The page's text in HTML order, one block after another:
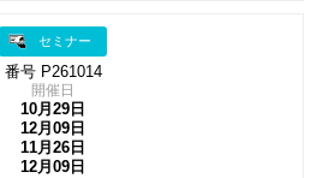
セミナー
番号 P261014
開催日
10月29日
12月09日
11月26日
12月09日